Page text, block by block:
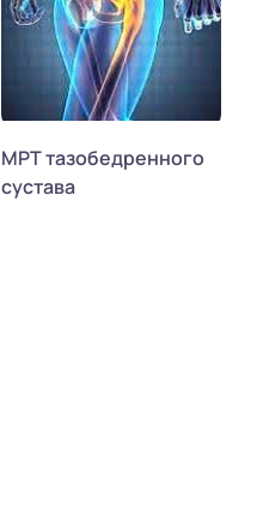
МРТ тазобедренного
сустава